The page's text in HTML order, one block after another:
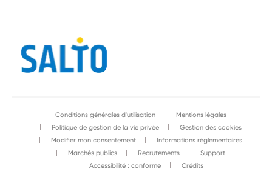
Conditions générales d'utilisation
Mentions légales
Politique de gestion de la vie privée
Gestion des cookies
Modifier mon consentement
Informations réglementaires
Marchés publics
Recrutements
Support
Accessibilité : conforme
Crédits